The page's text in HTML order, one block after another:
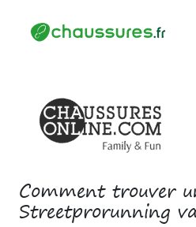
Comment trouver
Streetprorunning